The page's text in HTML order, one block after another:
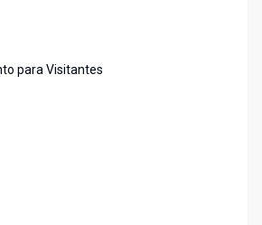
para Visitantes